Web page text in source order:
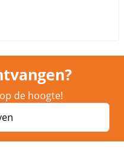
de hoogte!